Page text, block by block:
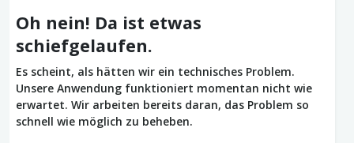
Oh nein! Da ist etwas
schiefgelaufen.
Es scheint, als hätten wir ein technisches Problem.
Unsere Anwendung funktioniert momentan nicht wie
erwartet. Wir arbeiten bereits daran, das Problem so
schnell wie möglich zu beheben.